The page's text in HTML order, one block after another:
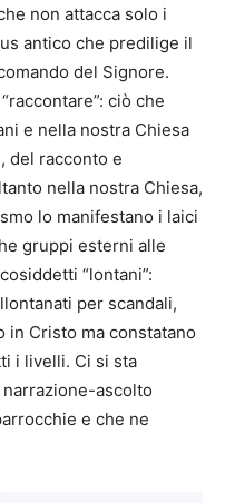
non attacca solo i
antico che predilige il
del Signore.
ciò che
e nella nostra Chiesa
del racconto e
nella nostra Chiesa,
lo manifestano i laici
gruppi esterni alle
“lontani”:
per scandali,
Cristo ma constatano
i livelli. Ci si sta
ascolto
e che ne